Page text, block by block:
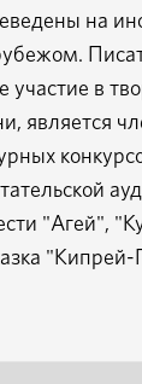
на
участие в
является
"Агей",